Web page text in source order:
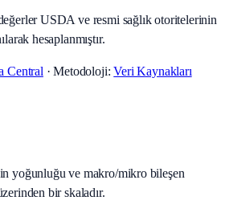
USDA ve resmi sağlık otoritelerinin
hesaplanmıştır.
Central · Metodoloji:Veri Kaynakları
yoğunluğu ve makro/mikro bileşen
bir skaladır.